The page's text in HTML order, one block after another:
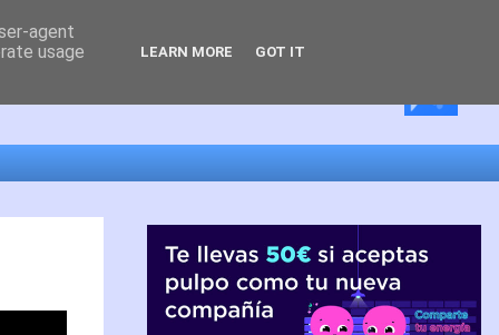
agent
usage
LEARN MORE GOT IT